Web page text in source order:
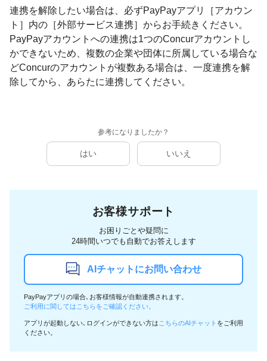
連携を解除したい場合は、必ずPayPayアプリ［アカウン
ト］内の［外部サービス連携］からお手続きください。
PayPayアカウントへの連携は1つのConcurアカウントし
かできないため、複数の企業や団体に所属している場合な
どConcurのアカウントが複数ある場合は、一度連携を解
除してから、あらたに連携してください。
参考になりましたか？
はい いいえ
お客様サポート
お困りごとや疑問に
24時間いつでも自動でお答えします
AIチャットにお問い合わせ
PayPayアプリの場合､お客様情報が自動連携されます。
ご利用に関してはこちらをご確認ください。
アプリが起動しない､ログインができない方は こちらのAIチャット をご利用
ください。